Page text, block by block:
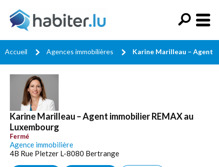
Accueil Agences immobilières Karine Marilleau – Agent
Karine Marilleau – Agent immobilier REMAX au
Luxembourg
Fermé
Agence immobilière
4B Rue Pletzer L-8080 Bertrange